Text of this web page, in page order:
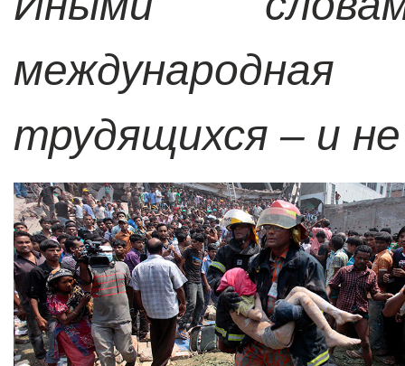
трудящихся – и